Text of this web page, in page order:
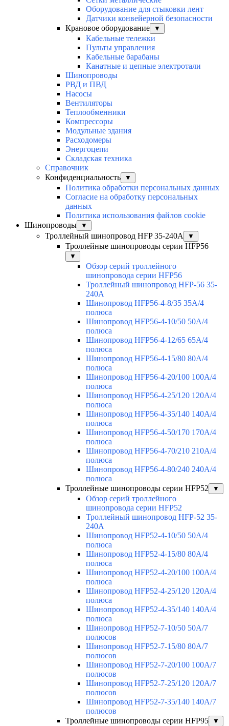
Оборудование для стыковки лент
Датчики конвейерной безопасности
Крановое оборудование
▼
Кабельные тележки
Пульты управления
Кабельные барабаны
Канатные и цепные электротали
Шинопроводы
РВД и ПВД
Насосы
Вентиляторы
Теплообменники
Компрессоры
Модульные здания
Расходомеры
Энергоцепи
Складская техника
Справочник
Конфиденциальность
▼
Политика обработки персональных данных
Согласие на обработку персональных
данных
Политика использования файлов cookie
Шинопроводы
▼
Троллейный шинопровод HFP 35-240А ▼
Троллейные шинопроводы серии HFP56
▼
Обзор серий троллейного
шинопровода серии HFP56
Троллейный шинопровод HFP-56 35-
240А
Шинопровод HFP56-4-8/35 35А/4
полюса
Шинопровод HFP56-4-10/50 50А/4
полюса
Шинопровод HFP56-4-12/65 65А/4
полюса
Шинопровод HFP56-4-15/80 80А/4
полюса
Шинопровод HFP56-4-20/100 100А/4
полюса
Шинопровод HFP56-4-25/120 120А/4
полюса
Шинопровод HFP56-4-35/140 140А/4
полюса
Шинопровод HFP56-4-50/170 170А/4
полюса
Шинопровод HFP56-4-70/210 210А/4
полюса
Шинопровод HFP56-4-80/240 240А/4
полюса
Троллейные шинопроводы серии HFP52
▼
Обзор серий троллейного
шинопровода серии HFP52
Троллейный шинопровод HFP-52 35-
240А
Шинопровод HFP52-4-10/50 50A/4
полюса
Шинопровод HFP52-4-15/80 80A/4
полюса
Шинопровод HFP52-4-20/100 100А/4
полюса
Шинопровод HFP52-4-25/120 120А/4
полюса
Шинопровод HFP52-4-35/140 140А/4
полюса
Шинопровод HFP52-7-10/50 50А/7
полюсов
Шинопровод HFP52-7-15/80 80А/7
полюсов
Шинопровод HFP52-7-20/100 100А/7
полюсов
Шинопровод HFP52-7-25/120 120А/7
полюсов
Шинопровод HFP52-7-35/140 140А/7
полюсов
Троллейные шинопроводы серии HFP95
▼